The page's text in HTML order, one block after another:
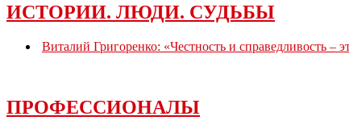
ИСТОРИИ. ЛЮДИ. СУДЬБЫ
Виталий Григоренко: «Честность и справедливость –
ПРОФЕССИОНАЛЫ